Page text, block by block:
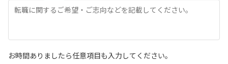
お時間ありましたら任意項目も入力してください。